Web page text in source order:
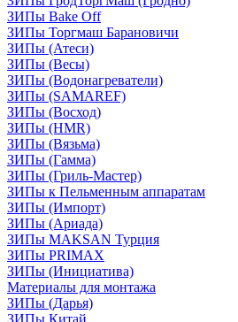
ЗИПы Bake Off
ЗИПы Торгмаш Барановичи
ЗИПы (Атеси)
ЗИПы (Весы)
ЗИПы (Водонагреватели)
ЗИПы (SAMAREF)
ЗИПы (Восход)
ЗИПы (HMR)
ЗИПы (Вязьма)
ЗИПы (Гамма)
ЗИПы (Гриль-Мастер)
ЗИПы к Пельменным аппаратам
ЗИПы (Импорт)
ЗИПы (Ариада)
ЗИПы MAKSAN Турция
ЗИПы PRIMAX
ЗИПы (Инициатива)
Материалы для монтажа
ЗИПы (Дарья)
ЗИПы Китай